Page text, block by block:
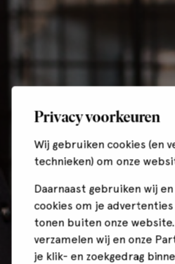
Privacy voorkeuren
Wij gebruiken cookies (en
technieken) om onze
Daarnaast gebruiken wij
cookies om je
tonen buiten onze
verzamelen wij en onze
je klik- en zoekgedrag